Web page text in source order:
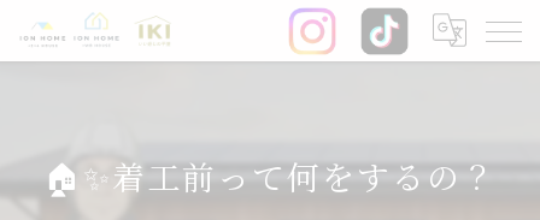
🏠✨着工前って何をするの？